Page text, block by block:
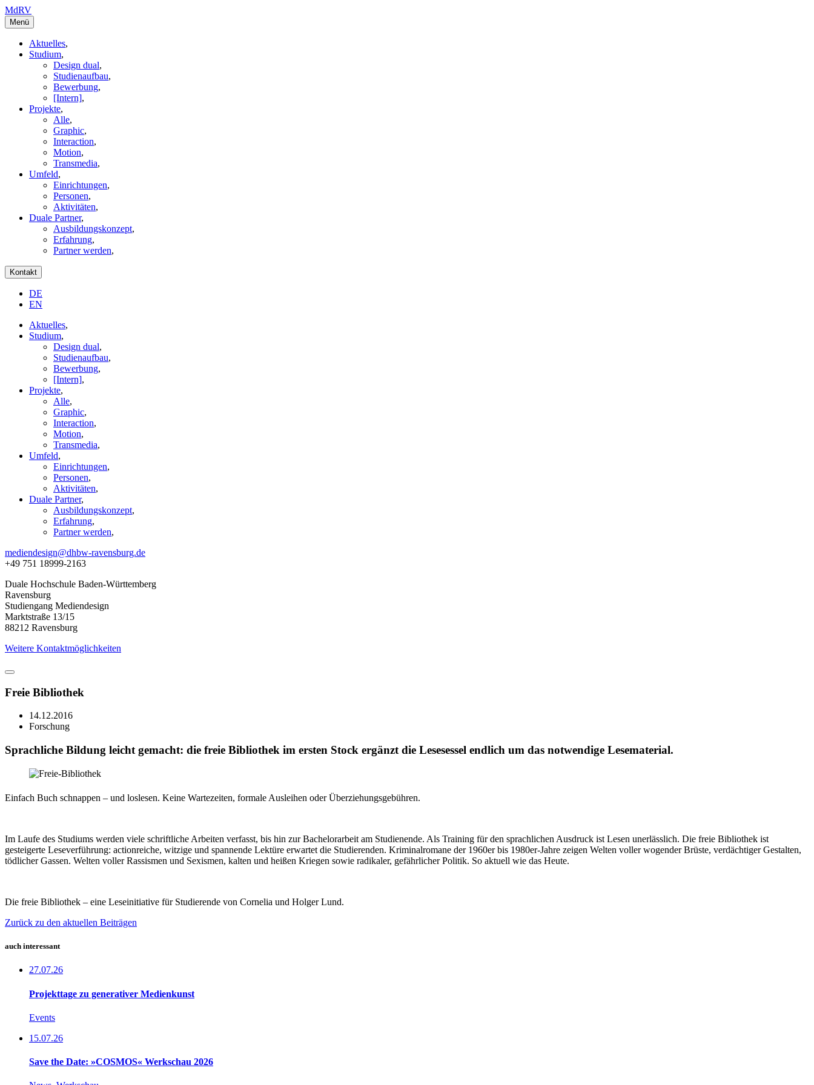
MdRV
Menü
Aktuelles,
Studium,
Design dual,
Studienaufbau,
Bewerbung,
[Intern],
Projekte,
Alle,
Graphic,
Interaction,
Motion,
Transmedia,
Umfeld,
Einrichtungen,
Personen,
Aktivitäten,
Duale Partner,
Ausbildungskonzept,
Erfahrung,
Partner werden,
Kontakt
DE
EN
Aktuelles,
Studium,
Design dual,
Studienaufbau,
Bewerbung,
[Intern],
Projekte,
Alle,
Graphic,
Interaction,
Motion,
Transmedia,
Umfeld,
Einrichtungen,
Personen,
Aktivitäten,
Duale Partner,
Ausbildungskonzept,
Erfahrung,
Partner werden,
mediendesign@dhbw-ravensburg.de
+49 751 18999-2163
Duale Hochschule Baden-Württemberg
Ravensburg
Studiengang Mediendesign
Marktstraße 13/15
88212 Ravensburg
Weitere Kontaktmöglichkeiten
Freie Bibliothek
14.12.2016
Forschung
Sprachliche Bildung leicht gemacht: die freie Bibliothek im ersten Stock ergänzt die Lesesessel endlich um das notwendige Lesematerial.
Einfach Buch schnappen – und loslesen. Keine Wartezeiten, formale Ausleihen oder Überziehungsgebühren.
Im Laufe des Studiums werden viele schriftliche Arbeiten verfasst, bis hin zur Bachelorarbeit am Studienende. Als Training für den sprachlichen Ausdruck ist Lesen unerlässlich. Die freie Bibliothek ist
gesteigerte Leseverführung: actionreiche, witzige und spannende Lektüre erwartet die Studierenden. Kriminalromane der 1960er bis 1980er-Jahre zeigen Welten voller wogender Brüste, verdächtiger Gestalten,
tödlicher Gassen. Welten voller Rassismen und Sexismen, kalten und heißen Kriegen sowie radikaler, gefährlicher Politik. So aktuell wie das Heute.
Die freie Bibliothek – eine Leseinitiative für Studierende von Cornelia und Holger Lund.
Zurück zu den aktuellen Beiträgen
auch interessant
27.07.26
Projekttage zu generativer Medienkunst
Events
15.07.26
Save the Date: »COSMOS« Werkschau 2026